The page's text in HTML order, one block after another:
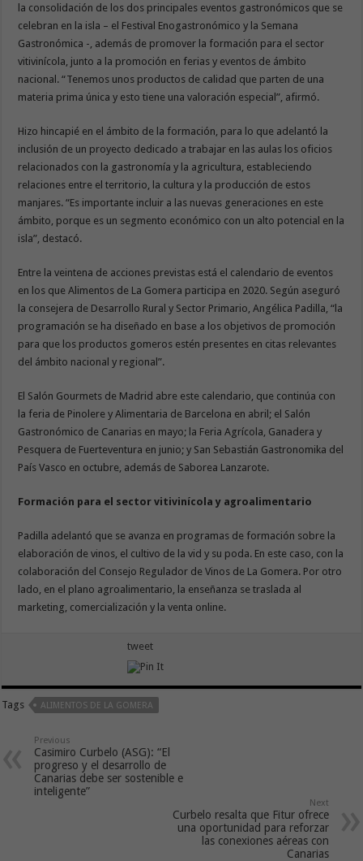
la consolidación de los dos principales eventos gastronómicos que se
celebran en la isla – el Festival Enogastronómico y la Semana
Gastronómica -, además de promover la formación para el sector
vitivinícola, junto a la promoción en ferias y eventos de ámbito
nacional. “Tenemos unos productos de calidad que parten de una
materia prima única y esto tiene una valoración especial”, afirmó.
Hizo hincapié en el ámbito de la formación, para lo que adelantó la
inclusión de un proyecto dedicado a trabajar en las aulas los oficios
relacionados con la gastronomía y la agricultura, estableciendo
relaciones entre el territorio, la cultura y la producción de estos
manjares. “Es importante incluir a las nuevas generaciones en este
ámbito, porque es un segmento económico con un alto potencial en la
isla”, destacó.
Entre la veintena de acciones previstas está el calendario de eventos
en los que Alimentos de La Gomera participa en 2020. Según aseguró
la consejera de Desarrollo Rural y Sector Primario, Angélica Padilla, “la
programación se ha diseñado en base a los objetivos de promoción
para que los productos gomeros estén presentes en citas relevantes
del ámbito nacional y regional”.
El Salón Gourmets de Madrid abre este calendario, que continúa con
la feria de Pinolere y Alimentaria de Barcelona en abril; el Salón
Gastronómico de Canarias en mayo; la Feria Agrícola, Ganadera y
Pesquera de Fuerteventura en junio; y San Sebastián Gastronomika del
País Vasco en octubre, además de Saborea Lanzarote.
Formación para el sector vitivinícola y agroalimentario
Padilla adelantó que se avanza en programas de formación sobre la
elaboración de vinos, el cultivo de la vid y su poda. En este caso, con la
colaboración del Consejo Regulador de Vinos de La Gomera. Por otro
lado, en el plano agroalimentario, la enseñanza se traslada al
marketing, comercialización y la venta online.
tweet
Tags ALIMENTOS DE LA GOMERA
Previous
Casimiro Curbelo (ASG): “El
progreso y el desarrollo de
Canarias debe ser sostenible e
inteligente”
Next
Curbelo resalta que Fitur ofrece
una oportunidad para reforzar
las conexiones aéreas con
Canarias